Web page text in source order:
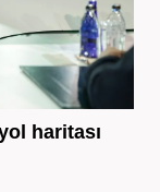
haritası